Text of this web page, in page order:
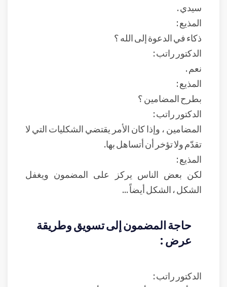
سيدي .
المذيع :
ذكاء في الدعوة إلى الله ؟
الدكتور راتب :
نعم .
المذيع :
بطرح المضامين ؟
الدكتور راتب :
المضامين ، وإذا كان الأمر يقتضي الشكليات التي لا
تقدّم ولا تؤخر أن أتساهل بها.
المذيع :
لكن بعض الناس يركز على المضمون ويغفل
الشكل ، الشكل أيضاً ...
حاجة المضمون إلى تسويق وطريقة
عرض :
الدكتور راتب :